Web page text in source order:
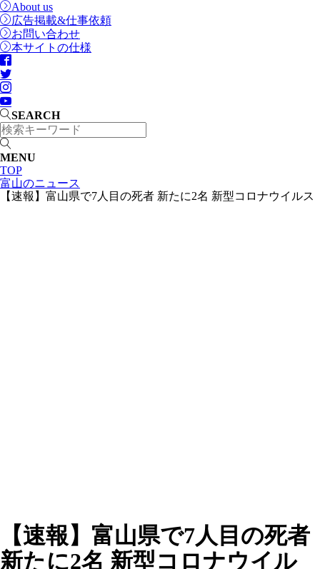
About us
広告掲載&仕事依頼
お問い合わせ
本サイトの仕様
SEARCH
MENU
TOP
富山のニュース
【速報】富山県で7人目の死者 新たに2名 新型コロナウイルス
【速報】富山県で7人目の死者
新たに2名 新型コロナウイル